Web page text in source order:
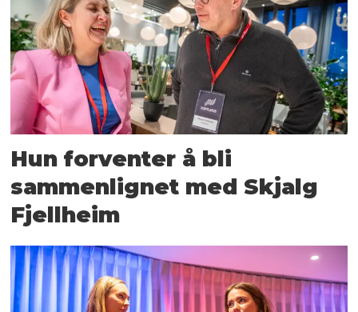
Hun forventer å bli
sammenlignet med Skjalg
Fjellheim